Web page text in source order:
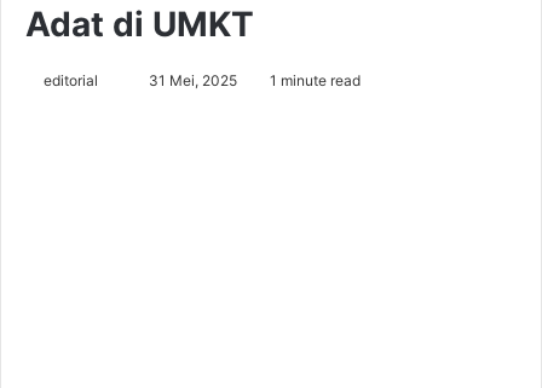
Adat di UMKT
editorial 31 Mei, 2025 1 minute read